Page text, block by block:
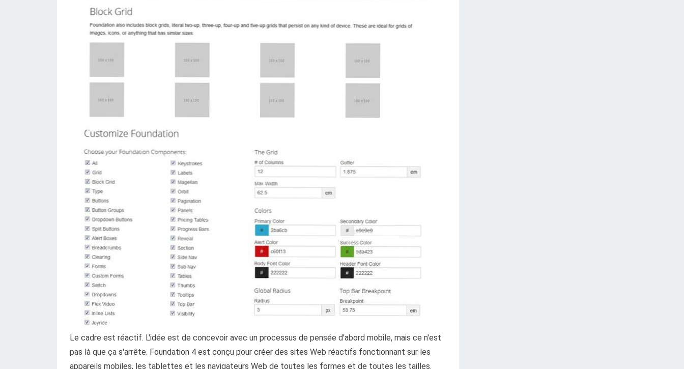
Le cadre est réactif. L'idée est de concevoir avec un processus de pensée d'abord mobile, mais ce n'est
pas là que ça s'arrête. Foundation 4 est conçu pour créer des sites Web réactifs fonctionnant sur les
appareils mobiles, les tablettes et les navigateurs Web de toutes les formes et de toutes les tailles.